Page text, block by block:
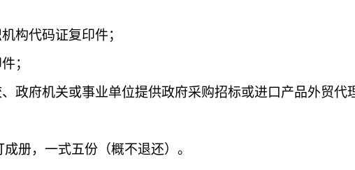
构代码证复印件；
；
政府机关或事业单位提供政府采购招标或进口产品外贸代
册，一式五份（概不退还）。